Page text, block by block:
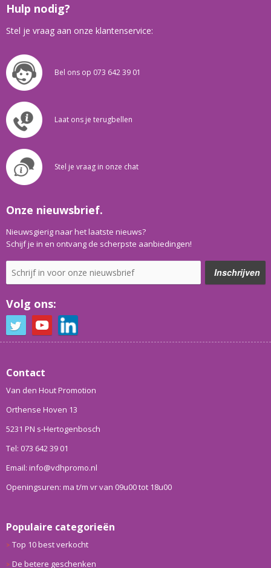
Hulp nodig?
Stel je vraag aan onze klantenservice:
Bel ons op 073 642 39 01
Laat ons je terugbellen
Stel je vraag in onze chat
Onze nieuwsbrief.
Nieuwsgierig naar het laatste nieuws?
Schijf je in en ontvang de scherpste aanbiedingen!
Volg ons:
Contact
Van den Hout Promotion
Orthense Hoven 13
5231 PN s-Hertogenbosch
Tel: 073 642 39 01
Email: info@vdhpromo.nl
Openingsuren: ma t/m vr van 09u00 tot 18u00
Populaire categorieën
Top 10 best verkocht
De betere geschenken